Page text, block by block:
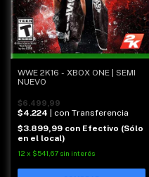
WWE 2K16 - XBOX ONE | SEMI
NUEVO
$6.499,99
$4.224
| con Transferencia
$3.899,99 con Efectivo (Sólo
en el local)
12 x $541,67 sin interés